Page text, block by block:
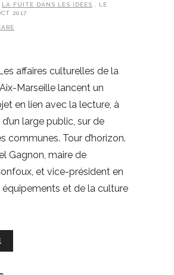
LA FUITE DANS LES IDÉES
, LE
2017
affaires culturelles de la
Marseille lancent un
en lien avec la lecture, à
large public, sur de
communes. Tour d’horizon.
Gagnon, maire de
et vice-président en
équipements et de la culture